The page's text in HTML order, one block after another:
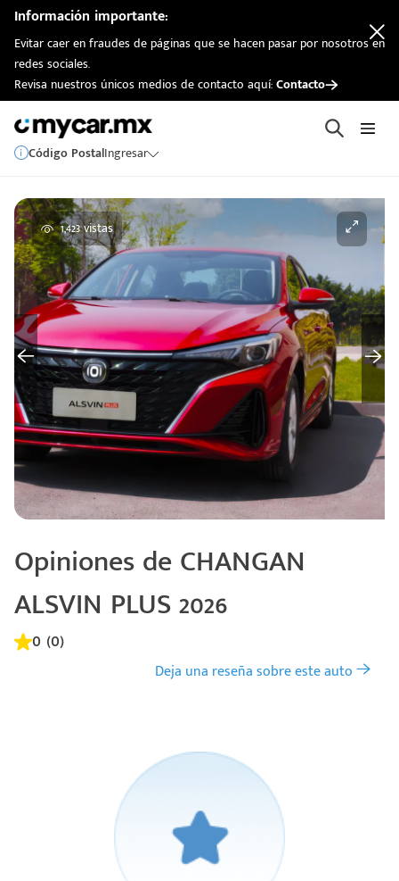
Información importante:
Evitar caer en fraudes de páginas que se hacen pasar por nosotros en
redes sociales.
Revisa nuestros únicos medios de contacto aquí:Contacto
Código PostalIngresar
1,423 vistas
Opiniones de CHANGAN
ALSVIN PLUS 2026
0 (0)
Deja una reseña sobre este auto